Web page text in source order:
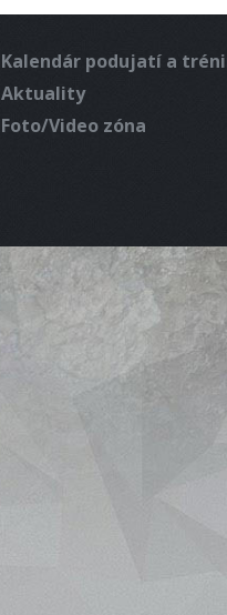
Kalendár podujatí a
Aktuality
Foto/Video zóna